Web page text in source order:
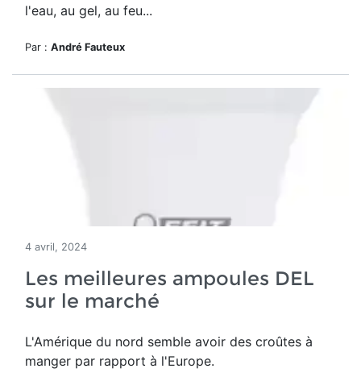
l'eau, au gel, au feu...
Par : André Fauteux
4 avril, 2024
Les meilleures ampoules DEL
sur le marché
L'Amérique du nord semble avoir des croûtes à
manger par rapport à l'Europe.